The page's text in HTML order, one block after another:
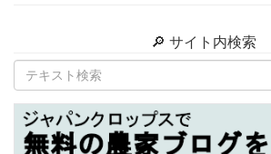
🔎 サイト内検索